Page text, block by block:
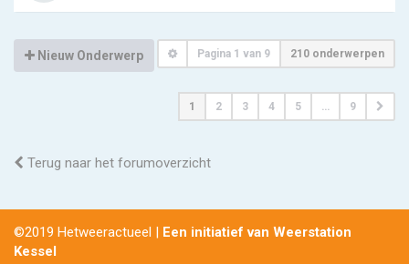
Nieuw Onderwerp Pagina 1 van 9 210 onderwerpen
1 2 3 4 5 … 9
Terug naar het forumoverzicht
©2019 Hetweeractueel | Een initiatief van Weerstation
Kessel